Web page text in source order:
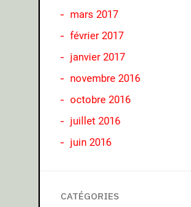
mars 2017
février 2017
janvier 2017
novembre 2016
octobre 2016
juillet 2016
juin 2016
CATÉGORIES